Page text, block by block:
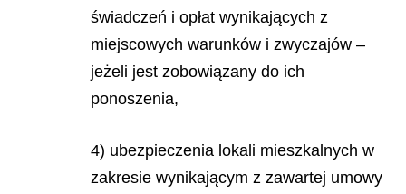
świadczeń i opłat wynikających z
miejscowych warunków i zwyczajów –
jeżeli jest zobowiązany do ich
ponoszenia,
4) ubezpieczenia lokali mieszkalnych w
zakresie wynikającym z zawartej umowy